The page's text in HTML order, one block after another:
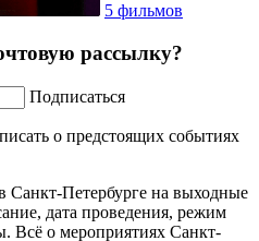
5 фильмов
рассылку?
Подписаться
о предстоящих событиях
Санкт-Петербурге на выходные
дата проведения, режим
Всё о мероприятиях Санкт-